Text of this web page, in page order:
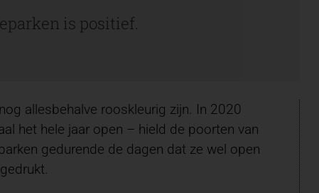
is positief.
allesbehalve rooskleurig zijn. In 2020
het hele jaar open – hield de poorten van
gedurende de dagen dat ze wel open